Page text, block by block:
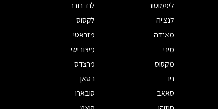
ליפמוטור
לנד רובר
לנצ'יה
לקסוס
מאזדה
מזראטי
מיני
מיצובישי
מקסוס
מרצדס
ניו
ניסאן
סאאב
סובארו